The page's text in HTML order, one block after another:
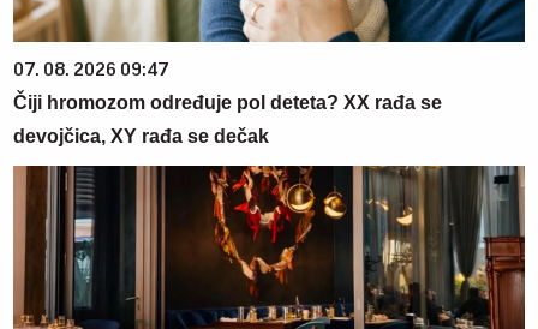
07. 08. 2026 09:47
Čiji hromozom određuje pol deteta? XX rađa se
devojčica, XY rađa se dečak